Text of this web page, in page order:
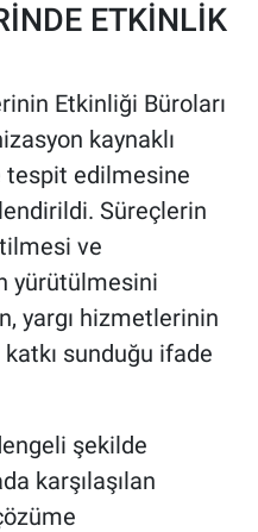
ETKİNLİK
Etkinliği Büroları
kaynaklı
edilmesine
Süreçlerin
ve
yürütülmesini
yargı hizmetlerinin
katkı sunduğu ifade
şekilde
karşılaşılan